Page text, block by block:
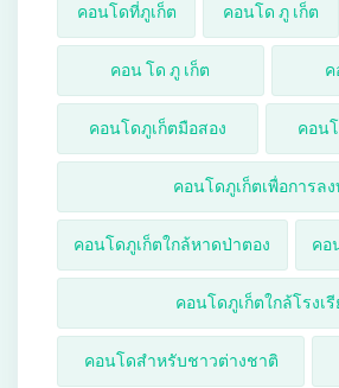
คอนโดที่ภูเก็ต คอนโด ภู เก็ต
คอน โด ภู เก็ต ค
คอนโดภูเก็ตมือสอง คอน
คอนโดภูเก็ตเพื่อการล
คอนโดภูเก็ตใกล้หาดป่าตอง คอ
คอนโดภูเก็ตใกล้โรงเ
คอนโดสำหรับชาวต่างชาติ